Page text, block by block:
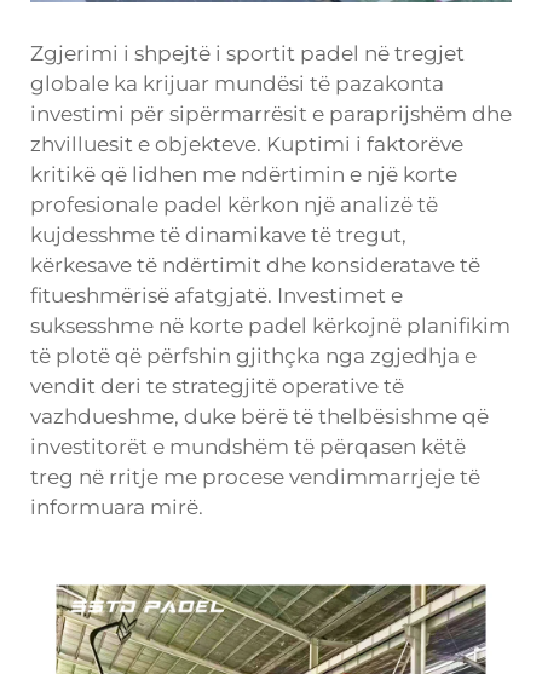
Zgjerimi i shpejtë i sportit padel në tregjet
globale ka krijuar mundësi të pazakonta
investimi për sipërmarrësit e paraprijshëm dhe
zhvilluesit e objekteve. Kuptimi i faktorëve
kritikë që lidhen me ndërtimin e një korte
profesionale padel kërkon një analizë të
kujdesshme të dinamikave të tregut,
kërkesave të ndërtimit dhe konsideratave të
fitueshmërisë afatgjatë. Investimet e
suksesshme në korte padel kërkojnë planifikim
të plotë që përfshin gjithçka nga zgjedhja e
vendit deri te strategjitë operative të
vazhdueshme, duke bërë të thelbësishme që
investitorët e mundshëm të përqasen këtë
treg në rritje me procese vendimmarrjeje të
informuara mirë.